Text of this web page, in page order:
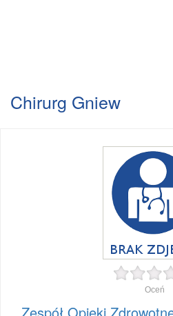
Chirurg Gniew
Oceń